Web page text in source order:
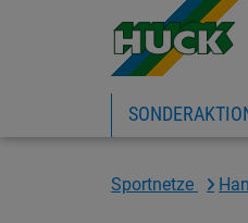
Sportnetze